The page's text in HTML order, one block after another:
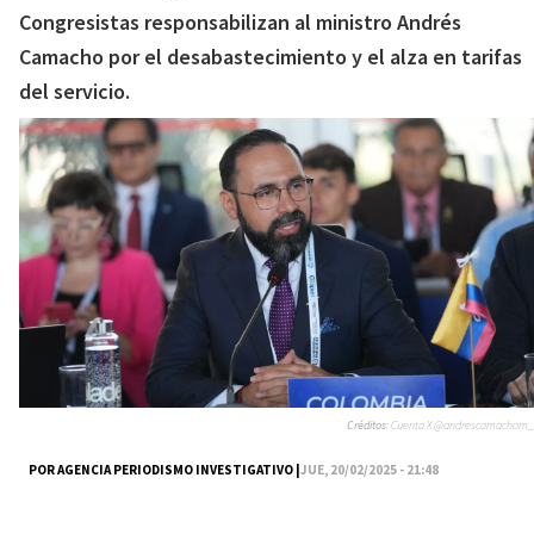
Congresistas responsabilizan al ministro Andrés
Camacho por el desabastecimiento y el alza en tarifas
del servicio.
POR AGENCIA PERIODISMO INVESTIGATIVO |JUE, 20/02/2025 - 21:48
Créditos:Cuenta X @andrescamachom_